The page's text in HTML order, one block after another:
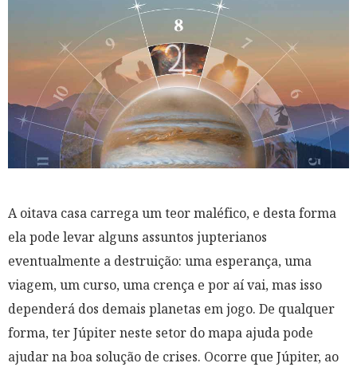
A oitava casa carrega um teor maléfico, e desta forma
ela pode levar alguns assuntos jupterianos
eventualmente a destruição: uma esperança, uma
viagem, um curso, uma crença e por aí vai, mas isso
dependerá dos demais planetas em jogo. De qualquer
forma, ter Júpiter neste setor do mapa ajuda pode
ajudar na boa solução de crises. Ocorre que Júpiter, ao